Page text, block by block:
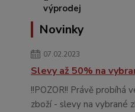
Novinky
07.02.2023
Slevy až 50% na
!!POZOR!! Právě probíhá
zboží - slevy na vybrané